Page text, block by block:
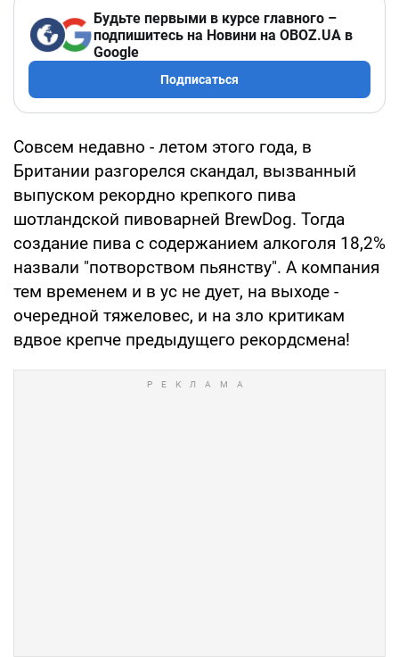
Будьте первыми в курсе главного –
подпишитесь на Новини на OBOZ.UA в
Google
Подписаться
Совсем недавно - летом этого года, в
Британии разгорелся скандал, вызванный
выпуском рекордно крепкого пива
шотландской пивоварней BrewDog. Тогда
создание пива с содержанием алкоголя 18,2%
назвали "потворством пьянству". А компания
тем временем и в ус не дует, на выходе -
очередной тяжеловес, и на зло критикам
вдвое крепче предыдущего рекордсмена!